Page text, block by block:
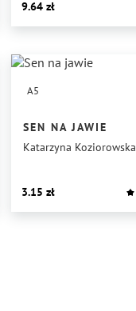
9.64
A5
SEN NA JAWIE
Katarzyna Koziorowska
3.15